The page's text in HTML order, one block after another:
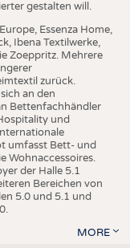
gestalten will.
Essenza Home,
Ibena Textilwerke,
Zoeppritz. Mehrere
zurück.
an den
Bettenfachhändler
und
umfasst Bett- und
Wohnaccessoires.
der Halle 5.1
Bereichen von
5.0 und 5.1 und
MORE